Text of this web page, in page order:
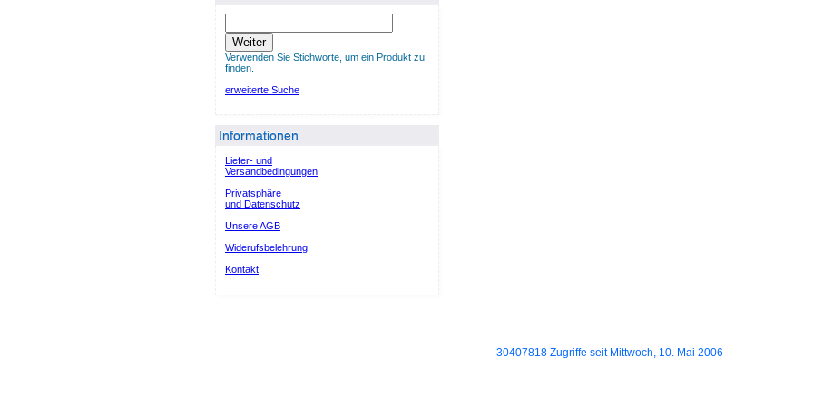
Weiter
Verwenden Sie Stichworte, um ein Produkt zu
finden.
erweiterte Suche
Informationen
Liefer- und
Versandbedingungen
Privatsphäre
und Datenschutz
Unsere AGB
Widerufsbelehrung
Kontakt
30407818 Zugriffe seit Mittwoch, 10. Mai 2006